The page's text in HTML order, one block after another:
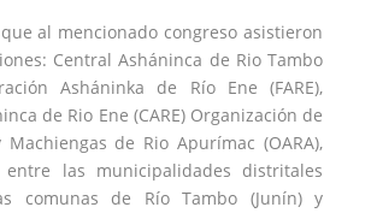
al mencionado congreso asistieron
Central Asháninca de Rio Tambo
Asháninka de Río Ene (FARE),
de Rio Ene (CARE) Organización de
Machiengas de Rio Apurímac (OARA),
entre las municipalidades distritales
comunas de Río Tambo (Junín) y